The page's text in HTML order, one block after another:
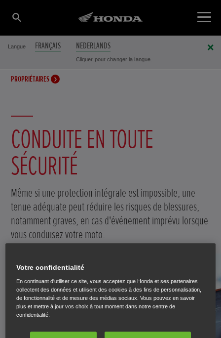
Langue FRANÇAIS NEDERLANDS
Cliquer pour changer la langue.
PROPRIÉTAIRES
CONDUITE EN TOUTE
SÉCURITÉ
Même si une protection intégrale est impossible, une
tenue adéquate peut réduire les risques de blessures,
notamment graves, en cas d'événement imprévu lorsque
vous conduisez votre moto.
Votre confidentialité
En continuant d'utiliser ce site, vous acceptez que Honda et ses partenaires
collectent des données et utilisent des cookies à des fins de personnalisation,
de fonctionnalité et de mesure des médias sociaux. Vous pouvez en savoir
plus et mettre à jour vos choix à tout moment dans notre centre de
confidentialité.